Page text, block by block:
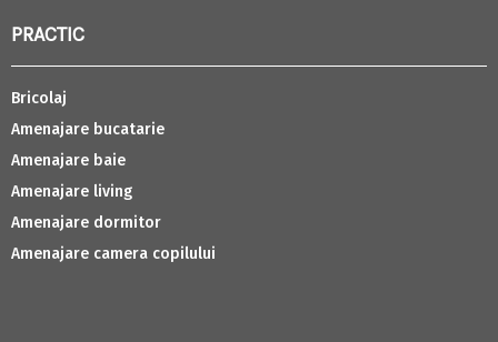
PRACTIC
Bricolaj
Amenajare bucatarie
Amenajare baie
Amenajare living
Amenajare dormitor
Amenajare camera copilului